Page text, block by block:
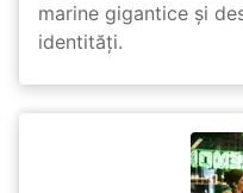
marine gigantice și
identități.